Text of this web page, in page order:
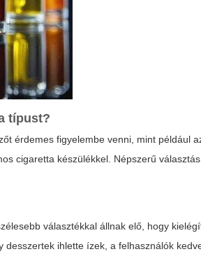
típust?
érdemes figyelembe venni, mint például
cigaretta készülékkel. Népszerű
választékkal állnak elő, hogy
ihlette ízek, a felhasználók